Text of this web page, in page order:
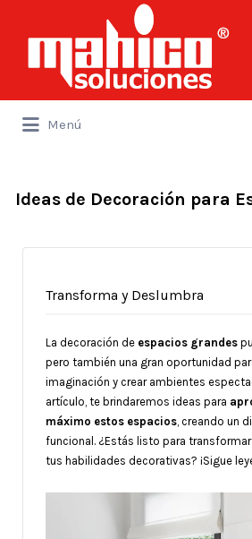
por:
Menú
por:
Ideas de Decoración para
Transforma y Deslumbra
La decoración de espacios grandes
pero también una gran oportunidad
imaginación y crear ambientes
artículo, te brindaremos ideas para
máximo estos espacios , creando un
funcional. ¿Estás listo para
tus habilidades decorativas? ¡Sigue